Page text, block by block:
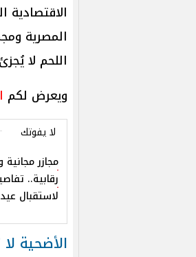
المصرية
اللحم لا
ويعرض لكم
لا يفوتك
مجازر
رقابية..
لاستقبال عيد
الأضحية